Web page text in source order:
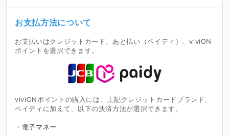
お支払方法について
お支払いはクレジットカード、あと払い（ペイディ）、viviON
ポイントを選択できます。
viviONポイントの購入には、上記クレジットカードブランド、
ペイディに加えて、以下の決済方法が選択できます。
電子マネー